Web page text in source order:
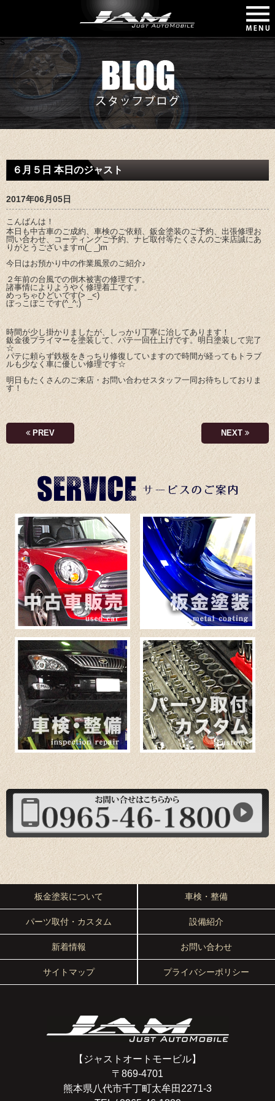
JAMについて
サービス
板金塗装
車検・整備
パーツ取付・カスタム
中古車販売
新車販売
施工事例
会社情報
よくあるご質問
s
６月５日 本日のジャスト
2017年06月05日
こんばんは！
本日も中古車のご成約、車検のご依頼、鈑金塗装のご予約、出張修理お
問い合わせ、コーティングご予約、ナビ取付等たくさんのご来店誠にあ
りがとうございますm(_ _)m
今日はお預かり中の作業風景のご紹介♪
２年前の台風での倒木被害の修理です。
諸事情によりようやく修理着工です。
めっちゃひどいです(> _<)
ぼっこぼこです(^_^;)
時間が少し掛かりましたが、しっかり丁寧に治してあります！
鈑金後プライマーを塗装して、パテ一回仕上げです。明日塗装して完了
☆
パテに頼らず鉄板をきっちり修復していますので時間が経ってもトラブ
ルも少なく車に優しい修理です☆
明日もたくさんのご来店・お問い合わせスタッフ一同お待ちしておりま
す！
PREV NEXT
板金塗装について 車検・整備
パーツ取付・カスタム 設備紹介
新着情報 お問い合わせ
サイトマップ プライバシーポリシー
【ジャストオートモービル】
〒869-4701
熊本県八代市千丁町太牟田2271-3